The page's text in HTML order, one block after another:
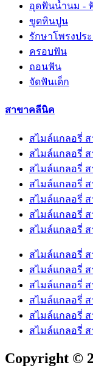
อุดฟันน้ำนม -
ขูดหินปูน
รักษาโพรงปร
ครอบฟัน
ถอนฟัน
จัดฟันเด็ก
สาขาคลีนิค
สไมล์แกลอรี่ ส
สไมล์แกลอรี่
สไมล์แกลอรี่ ส
สไมล์แกลอรี่
สไมล์แกลอรี่
สไมล์แกลอรี่
สไมล์แกลอรี่
สไมล์แกลอรี่
สไมล์แกลอรี่
สไมล์แกลอรี่
สไมล์แกลอรี่
สไมล์แกลอรี่
สไมล์แกลอรี่
Copyright ©